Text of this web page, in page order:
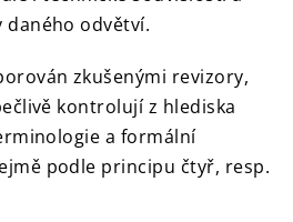
daného odvětví.
zkušenými revizory,
kontrolují z hlediska
a formální
podle principu čtyř, resp.